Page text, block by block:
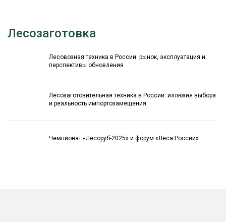
Лесозаготовка
Лесовозная техника в России: рынок, эксплуатация и
перспективы обновления
Лесозаготовительная техника в России: иллюзия выбора
и реальность импортозамещения
Чемпионат «Лесоруб-2025» и форум «Леса России»